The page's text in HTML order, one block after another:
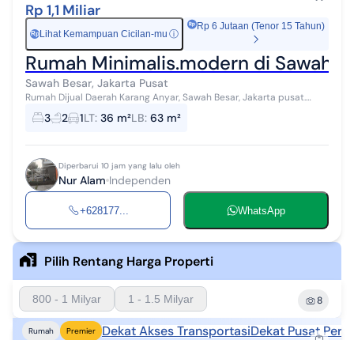
Rp 1,1 Miliar
Rp Lihat Kemampuan Cicilan-mu ⓘ
Rp 6 Jutaan (Tenor 15 Tahun)
Rumah Minimalis.modern di Sawah
Sawah Besar, Jakarta Pusat
Rumah Dijual Daerah Karang Anyar, Sawah Besar, Jakarta pusat.
Rumah indent fassad/tampak depan mewah nan elegant terbuat
dari bahan berkualitas di...
3 2 1LT: 36 m²LB: 63 m²
Diperbarui 10 jam yang lalu oleh
Nur Alam Independen
+628177... WhatsApp
Pilih Rentang Harga Properti
800 - 1 Milyar 1 - 1.5 Milyar 8
Rumah Premier Dekat Akses TransportasiDekat Pusat